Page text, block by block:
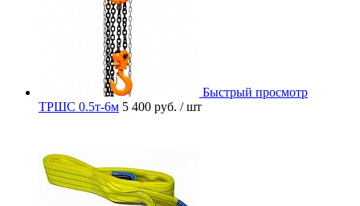
Быстрый просмотр
ТРШС 0.5т-6м 5 400 руб. / шт